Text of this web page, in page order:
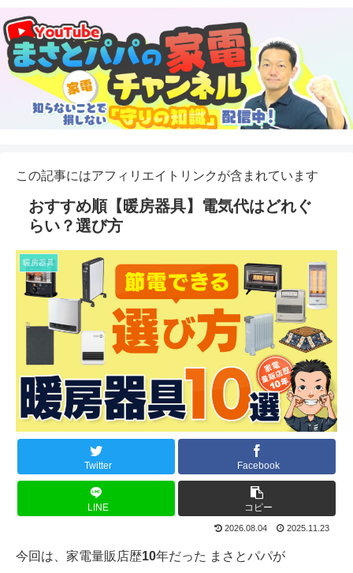
この記事にはアフィリエイトリンクが含まれています
おすすめ順【暖房器具】電気代はどれぐ
らい？選び方
暖房器具
Twitter Facebook
LINE コピー
2026.08.04 2025.11.23
今回は、家電量販店歴10年だった まさとパパが